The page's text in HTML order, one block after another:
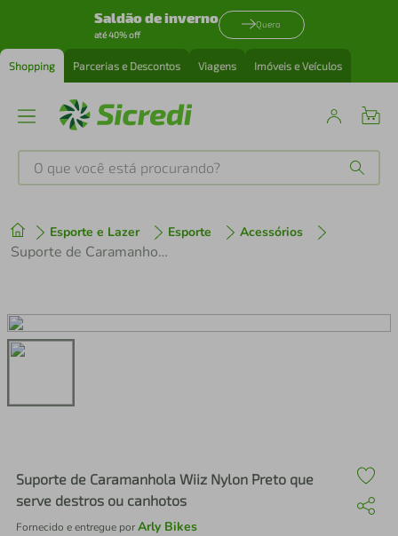
Saldão de inverno
até 40% off
Quero
Shopping Parcerias e Descontos Viagens Imóveis e Veículos
O que você está procurando?
Esporte e Lazer Esporte Acessórios
Suporte de Caramanhola Wiiz Nylon Preto que serve destros ou canhotos
Suporte de Caramanhola Wiiz Nylon Preto que
serve destros ou canhotos
Fornecido e entregue porArly Bikes
1º tenis